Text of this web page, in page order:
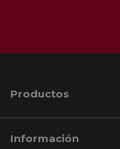
Productos
Información